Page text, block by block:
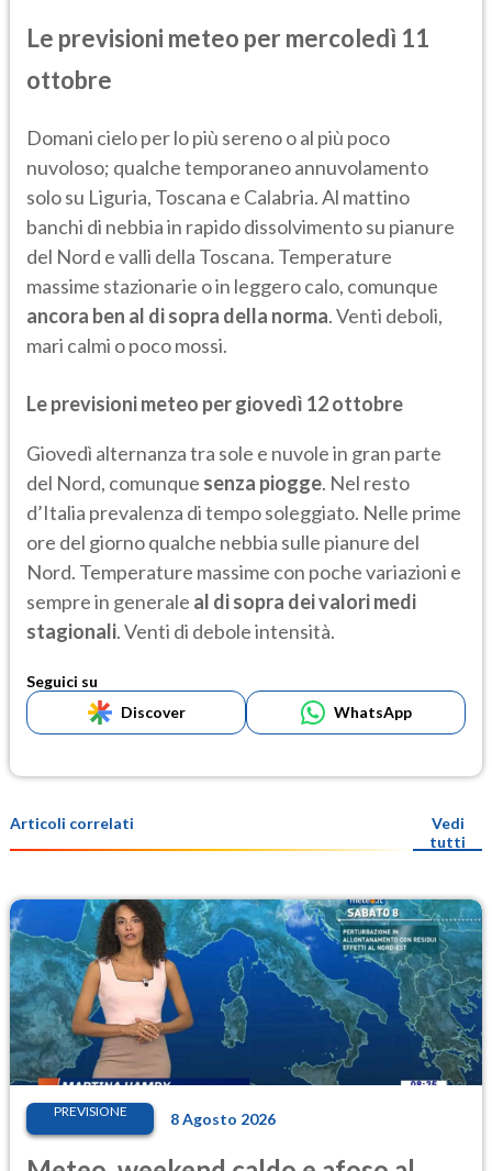
Le previsioni meteo per mercoledì 11
ottobre
Domani cielo per lo più sereno o al più poco
nuvoloso; qualche temporaneo annuvolamento
solo su Liguria, Toscana e Calabria. Al mattino
banchi di nebbia in rapido dissolvimento su pianure
del Nord e valli della Toscana. Temperature
massime stazionarie o in leggero calo, comunque
ancora ben al di sopra della norma. Venti deboli,
mari calmi o poco mossi.
Le previsioni meteo per giovedì 12 ottobre
Giovedì alternanza tra sole e nuvole in gran parte
del Nord, comunque senza piogge. Nel resto
d’Italia prevalenza di tempo soleggiato. Nelle prime
ore del giorno qualche nebbia sulle pianure del
Nord. Temperature massime con poche variazioni e
sempre in generale al di sopra dei valori medi
stagionali. Venti di debole intensità.
Seguici su
Discover
WhatsApp
Articoli correlati
Vedi
tutti
PREVISIONE 8 Agosto 2026